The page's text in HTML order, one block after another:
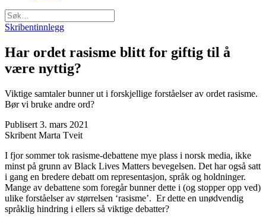
Søk
etter:
Skribentinnlegg
Har ordet rasisme blitt for giftig til å
være nyttig?
Viktige samtaler bunner ut i forskjellige forståelser av ordet rasisme.
Bør vi bruke andre ord?
Publisert 3. mars 2021
Skribent Marta Tveit
I fjor sommer tok rasisme-debattene mye plass i norsk media, ikke
minst på grunn av Black Lives Matters bevegelsen. Det har også satt
i gang en bredere debatt om representasjon, språk og holdninger.
Mange av debattene som foregår bunner dette i (og stopper opp ved)
ulike forståelser av størrelsen ‘rasisme’. Er dette en unødvendig
språklig hindring i ellers så viktige debatter?